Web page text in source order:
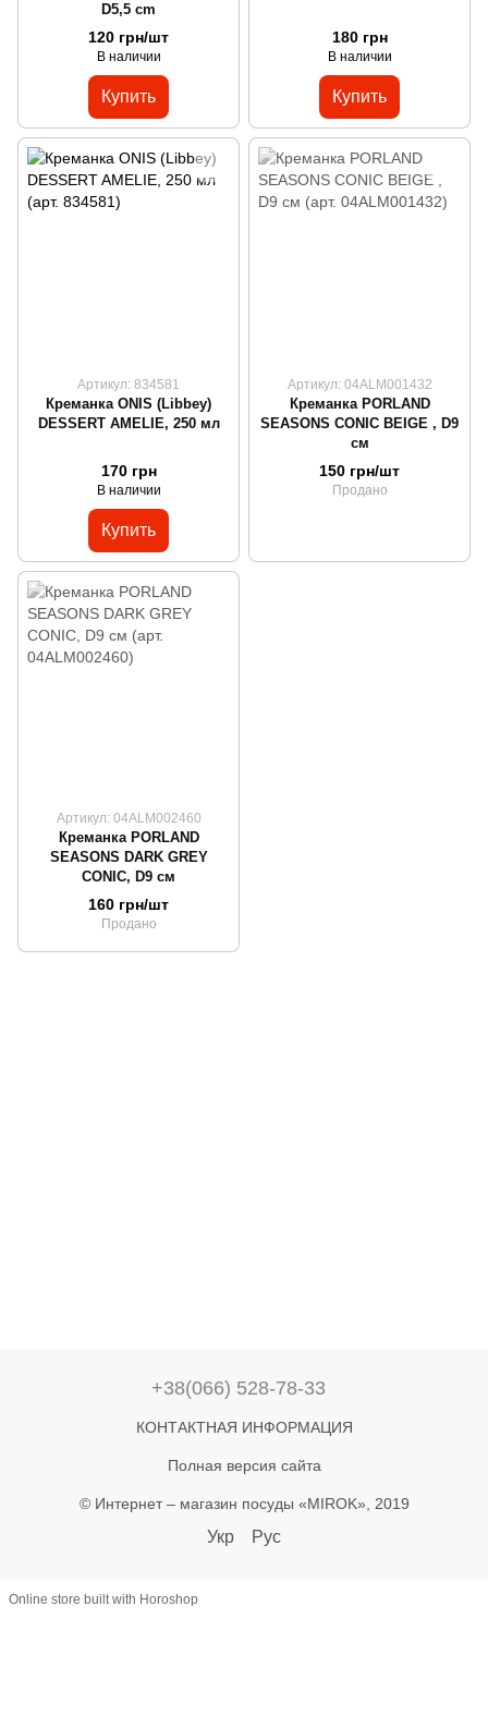
D5,5 cm
120 грн/шт
В наличии
Купить
180 грн
В наличии
Купить
Артикул: 834581
Креманка ONIS (Libbey)
DESSERT AMELIE, 250 мл
170 грн
В наличии
Купить
Артикул: 04ALM001432
Креманка PORLAND
SEASONS CONIC BEIGE , D9
см
150 грн/шт
Продано
Артикул: 04ALM002460
Креманка PORLAND
SEASONS DARK GREY
CONIC, D9 см
160 грн/шт
Продано
+38(066) 528-78-33
КОНТАКТНАЯ ИНФОРМАЦИЯ
Полная версия сайта
© Интернет – магазин посуды «MIROK», 2019
Укр Рус
Online store built with Horoshop